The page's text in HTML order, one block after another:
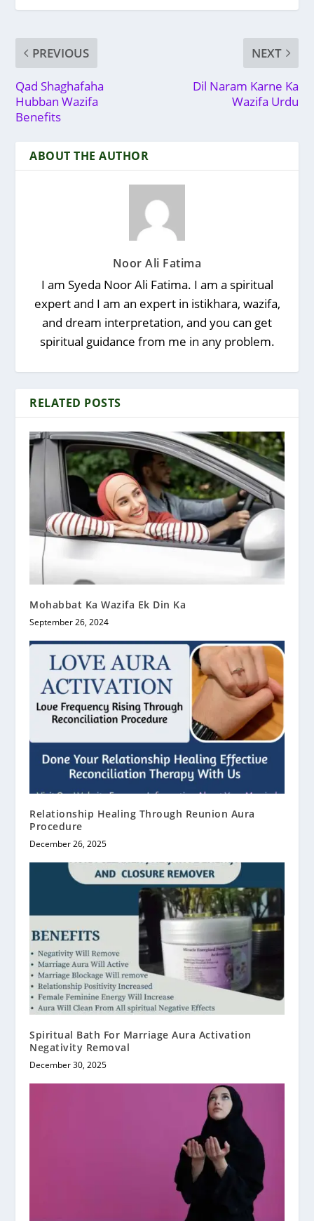
PREVIOUS
Qad Shaghafaha
Hubban Wazifa
Benefits
NEXT
Dil Naram Karne Ka
Wazifa Urdu
ABOUT THE AUTHOR
Noor Ali Fatima
I am Syeda Noor Ali Fatima. I am a spiritual
expert and I am an expert in istikhara, wazifa,
and dream interpretation, and you can get
spiritual guidance from me in any problem.
RELATED POSTS
Mohabbat Ka Wazifa Ek Din Ka
September 26, 2024
Relationship Healing Through Reunion Aura
Procedure
December 26, 2025
Spiritual Bath For Marriage Aura Activation
Negativity Removal
December 30, 2025